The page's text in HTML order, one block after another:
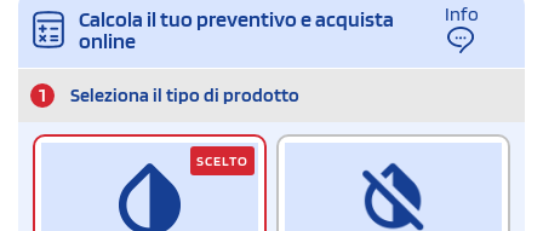
Calcola il tuo preventivo e acquista
online
Info
1 Seleziona il tipo di prodotto
SCELTO